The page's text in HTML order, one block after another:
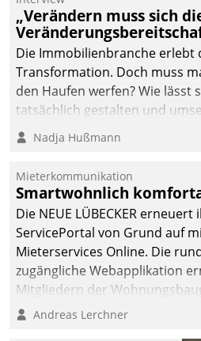
Mitteilungen zum
Heizungs- und
Wasserverbrauch gehen
automatisiert, vollständig
und auf Wunsch über
mehrere zuvor
Kommunikationswege bei
„Verändern muss sich
Die Immobilienbranche erlebt
Transformation. Doch muss
den Haufen werfen? Wie lässt
tatsächlich gestalten und
Argumente zählen wirklich?
Nadja Hußmann
Mieterkommunikation
Smartwohnlich
Die NEUE LÜBECKER
ServicePortal von Grund auf
Mieterservices Online. Die
zugängliche Webapplikation
Mitgliedern der
Kontaktaufnahme per
Andreas Lerchner